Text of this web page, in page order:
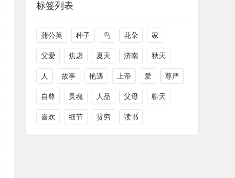
标签列表
蒲公英 种子 鸟 花朵 家
父爱 焦虑 夏天 济南 秋天
人 故事 艳遇 上帝 爱 尊严
自尊 灵魂 人品 父母 聊天
喜欢 细节 贫穷 读书